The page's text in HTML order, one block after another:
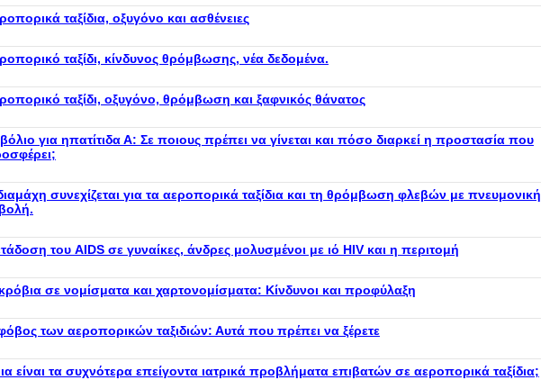
ταξίδια, οξυγόνο και ασθένειες
ταξίδι, κίνδυνος θρόμβωσης, νέα δεδομένα.
ταξίδι, οξυγόνο, θρόμβωση και ξαφνικός θάνατος
για ηπατίτιδα Α: Σε ποιους πρέπει να γίνεται και πόσο διαρκεί η προστασία που
συνεχίζεται για τα αεροπορικά ταξίδια και τη θρόμβωση φλεβών με πνευμονική
του AIDS σε γυναίκες, άνδρες μολυσμένοι με ιό HIV και η περιτομή
σε νομίσματα και χαρτονομίσματα: Κίνδυνοι και προφύλαξη
των αεροπορικών ταξιδιών: Αυτά που πρέπει να ξέρετε
είναι τα συχνότερα επείγοντα ιατρικά προβλήματα επιβατών σε αεροπορικά ταξίδια;